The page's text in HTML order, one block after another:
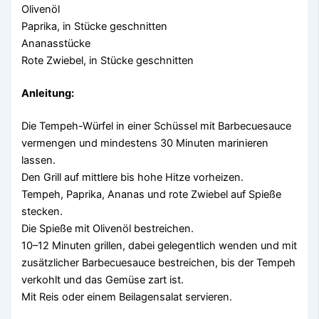
Olivenöl
Paprika, in Stücke geschnitten
Ananasstücke
Rote Zwiebel, in Stücke geschnitten
Anleitung:
Die Tempeh-Würfel in einer Schüssel mit Barbecuesauce
vermengen und mindestens 30 Minuten marinieren
lassen.
Den Grill auf mittlere bis hohe Hitze vorheizen.
Tempeh, Paprika, Ananas und rote Zwiebel auf Spieße
stecken.
Die Spieße mit Olivenöl bestreichen.
10–12 Minuten grillen, dabei gelegentlich wenden und mit
zusätzlicher Barbecuesauce bestreichen, bis der Tempeh
verkohlt und das Gemüse zart ist.
Mit Reis oder einem Beilagensalat servieren.